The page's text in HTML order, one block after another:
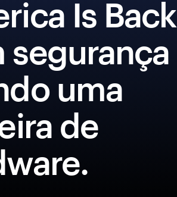
Is Back
segurança
uma
de